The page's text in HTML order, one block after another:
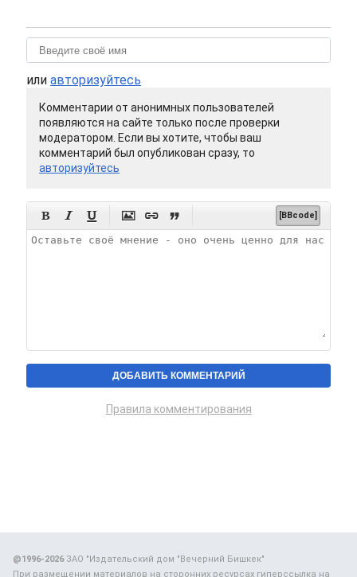
или авторизуйтесь
Комментарии от анонимных пользователей
появляются на сайте только после проверки
модератором. Если вы хотите, чтобы ваш
комментарий был опубликован сразу, то
авторизуйтесь
      [BBcode]
Правила комментирования
@1996-2026ЗАО "Издательский дом "Вечерний Бишкек"
При размещении материалов на сторонних ресурсах гиперссылка на